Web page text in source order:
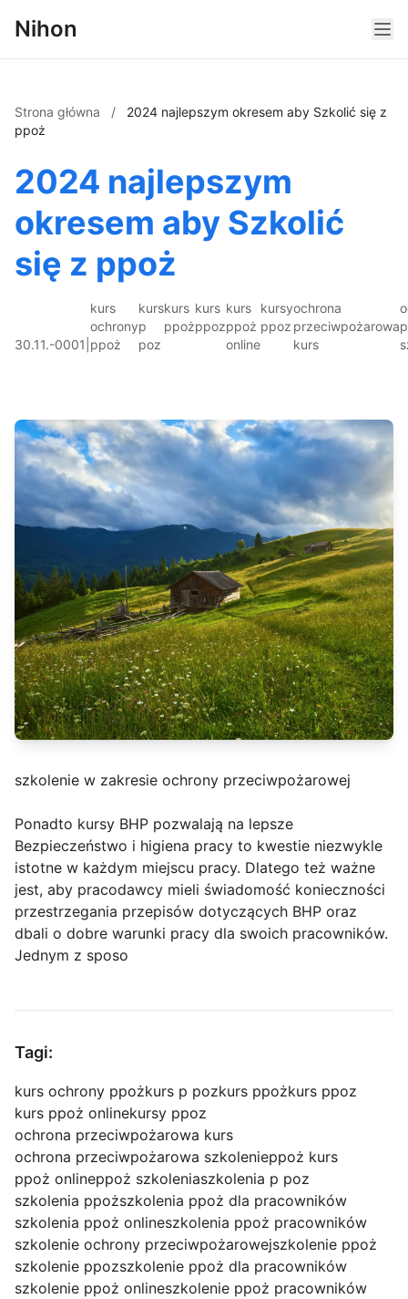
Nihon
Strona główna /
2024 najlepszym okresem aby Szkolić się z
ppoż
2024 najlepszym
okresem aby Szkolić
się z ppoż
30.11.-0001
kurs
ochrony
ppoż
kurs
p
poz
kurs
ppoż
kurs
ppoz
kurs
ppoż
online
kursy
ppoz
ochrona
przeciwpożarowa
kurs
szkolenie w zakresie ochrony przeciwpożarowej
Ponadto kursy BHP pozwalają na lepsze
Bezpieczeństwo i higiena pracy to kwestie niezwykle
istotne w każdym miejscu pracy. Dlatego też ważne
jest, aby pracodawcy mieli świadomość konieczności
przestrzegania przepisów dotyczących BHP oraz
dbali o dobre warunki pracy dla swoich pracowników.
Jednym z sposo
Tagi:
kurs ochrony ppożkurs p pozkurs ppożkurs ppoz
kurs ppoż onlinekursy ppoz
ochrona przeciwpożarowa kurs
ochrona przeciwpożarowa szkolenieppoż kurs
ppoż onlineppoż szkoleniaszkolenia p poz
szkolenia ppoższkolenia ppoż dla pracowników
szkolenia ppoż onlineszkolenia ppoż pracowników
szkolenie ochrony przeciwpożarowejszkolenie ppoż
szkolenie ppozszkolenie ppoż dla pracowników
szkolenie ppoż onlineszkolenie ppoż pracowników